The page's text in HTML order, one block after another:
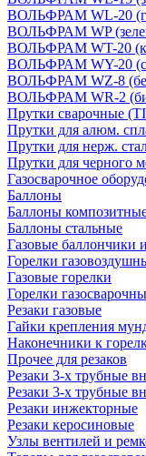
ВОЛЬФРАМ WL-20
ВОЛЬФРАМ WP
ВОЛЬФРАМ WT-20
ВОЛЬФРАМ WY-20
ВОЛЬФРАМ WZ-8
ВОЛЬФРАМ WR-2
Прутки сварочные
Прутки для алюм.
Прутки для нерж.
Прутки для черного
Газосварочное
Баллоны
Баллоны
Баллоны стальные
Газовые баллончики
Горелки
Газовые горелки
Горелки
Резаки газовые
Гайки крепления
Наконечники к
Прочее для резаков
Резаки 3-х трубные
Резаки 3-х трубные
Резаки инжекторные
Резаки керосиновые
Узлы вентилей и